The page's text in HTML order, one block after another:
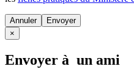
Annuler
×
Envoyer à un ami